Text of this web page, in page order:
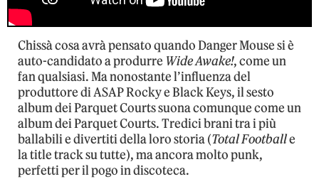
Chissà cosa avrà pensato quando Danger Mouse si è
auto-candidato a produrre Wide Awake!, come un
fan qualsiasi. Ma nonostante l’influenza del
produttore di ASAP Rocky e Black Keys, il sesto
album dei Parquet Courts suona comunque come un
album dei Parquet Courts. Tredici brani tra i più
ballabili e divertiti della loro storia (Total Footballe
la title track su tutte), ma ancora molto punk,
perfetti per il pogo in discoteca.